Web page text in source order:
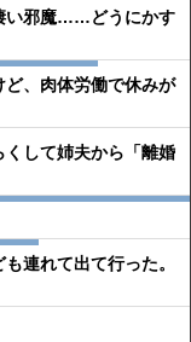
い邪魔……どうにかす
ど、肉体労働で休みが
して姉夫から「離婚
連れて出て行った。